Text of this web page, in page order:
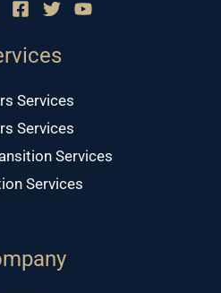
Services
Services
Services
Services